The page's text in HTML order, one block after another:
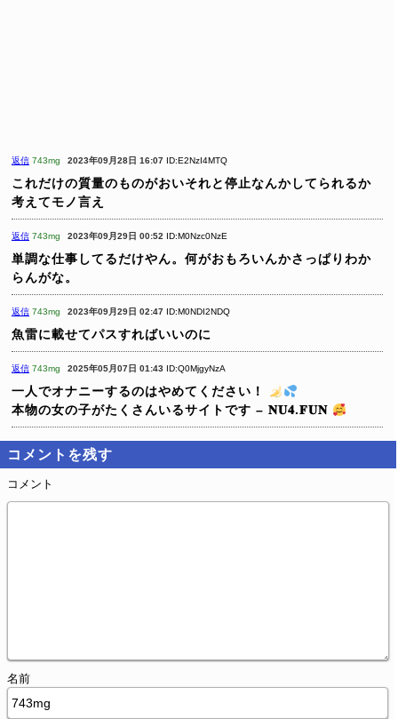
返信 743mg 2023年09月28日 16:07 ID:E2NzI4MTQ
これだけの質量のものがおいそれと停止なんかしてられるか
考えてモノ言え
返信 743mg 2023年09月29日 00:52 ID:M0Nzc0NzE
単調な仕事してるだけやん。何がおもろいんかさっぱりわか
らんがな。
返信 743mg 2023年09月29日 02:47 ID:M0NDI2NDQ
魚雷に載せてパスすればいいのに
返信 743mg 2025年05月07日 01:43 ID:Q0MjgyNzA
一人でオナニーするのはやめてください！
本物の女の子がたくさんいるサイトです – 𝐍𝐔𝟒.𝐅𝐔𝐍
コメントを残す
コメント
名前